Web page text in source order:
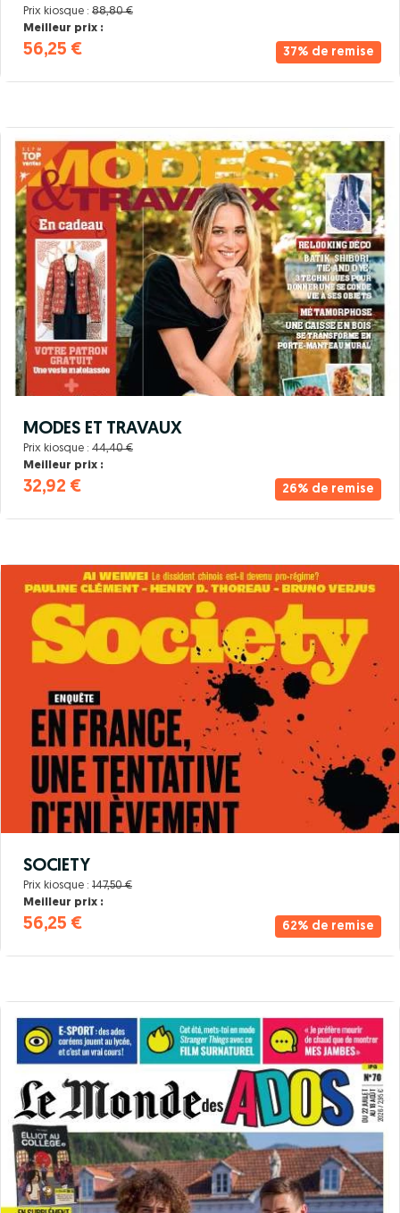
37% de remise
Prix kiosque : 88,80 €
Meilleur prix :
56,25 €
26% de remise
MODES ET TRAVAUX
Prix kiosque : 44,40 €
Meilleur prix :
32,92 €
62% de remise
SOCIETY
Prix kiosque : 147,50 €
Meilleur prix :
56,25 €